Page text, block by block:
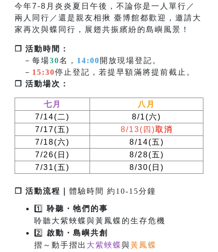
今年7-8月炎炎夏日午後，不論你是一人單行／
兩人同行／還是親友相揪 臺博館都歡迎，邀請大
家再次與蝶同行，展翅共振繽紛的島嶼風景！
❐ 活動時間：
－每場30名， 14:00 開放現場登記。
－ 15:30停止登記，若提早額滿將提前截止。
❐ 活動場次：
七月
八月
7/14( 二 ) 8/1(六)
7/17(五) 8/13( 四 )取消
7/18(六) 8/14(五)
7/26( 日 ) 8/28(五)
7/31(五) 8/30( 日 )
❐ 活動流程｜ 體驗時間 約10-15分鐘
1️⃣ 聆聽・牠們的事
聆聽大紫蛺蝶與黃鳳蝶的生存危機
2️⃣ 啟動 ・ 島嶼共創
摺～動手摺出 大紫蛺蝶與黃鳳蝶